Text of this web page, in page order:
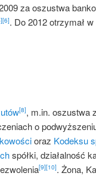
za oszustwa
[6]. Do 2012 otrzymał
[8], m.in. oszustwa
o
oraz Kodeksu
spółki, działalność
[9][10]. Żona,